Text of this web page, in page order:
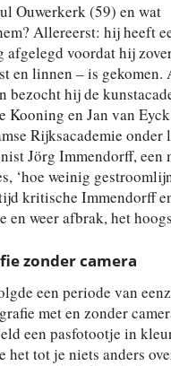
Ouwerkerk (59) en wat
Allereerst: hij heeft
afgelegd voordat hij
en linnen – is gekomen.
bezocht hij de
Kooning en Jan van
Rijksacademie
Jörg Immendorff,
‘hoe weinig
kritische Immendorff
en weer afbrak, het
zonder camera
een periode van
met en zonder
een pasfotootje in
het tot je niets anders